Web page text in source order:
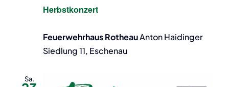
Herbstkonzert
Feuerwehrhaus RotheauAnton Haidinger
Siedlung 11, Eschenau
Sa.